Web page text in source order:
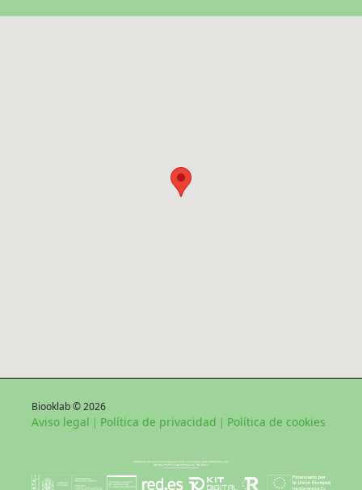
Biooklab © 2026
Aviso legal | Política de privacidad | Política de cookies